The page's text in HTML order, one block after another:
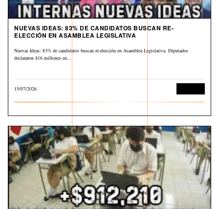
NUEVAS IDEAS: 83% DE CANDIDATOS BUSCAN RE-
ELECCIÓN EN ASAMBLEA LEGISLATIVA
Nuevas Ideas: 83% de candidatos buscan re-elección en Asamblea Legislativa. Diputados
declararon $16 millones en…
15/07/2026